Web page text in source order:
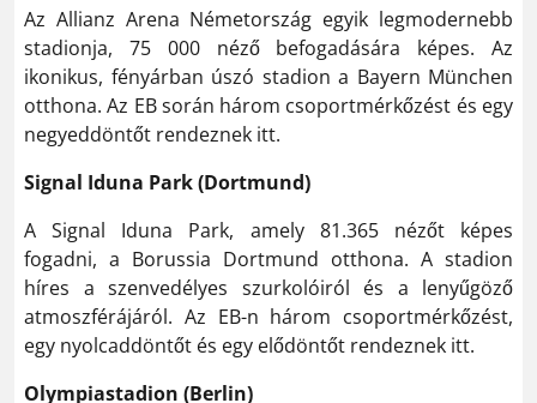
Az Allianz Arena Németország egyik legmodernebb
stadionja, 75 000 néző befogadására képes. Az
ikonikus, fényárban úszó stadion a Bayern München
otthona. Az EB során három csoportmérkőzést és egy
negyeddöntőt rendeznek itt.
Signal Iduna Park (Dortmund)
A Signal Iduna Park, amely 81.365 nézőt képes
fogadni, a Borussia Dortmund otthona. A stadion
híres a szenvedélyes szurkolóiról és a lenyűgöző
atmoszférájáról. Az EB-n három csoportmérkőzést,
egy nyolcaddöntőt és egy elődöntőt rendeznek itt.
Olympiastadion (Berlin)